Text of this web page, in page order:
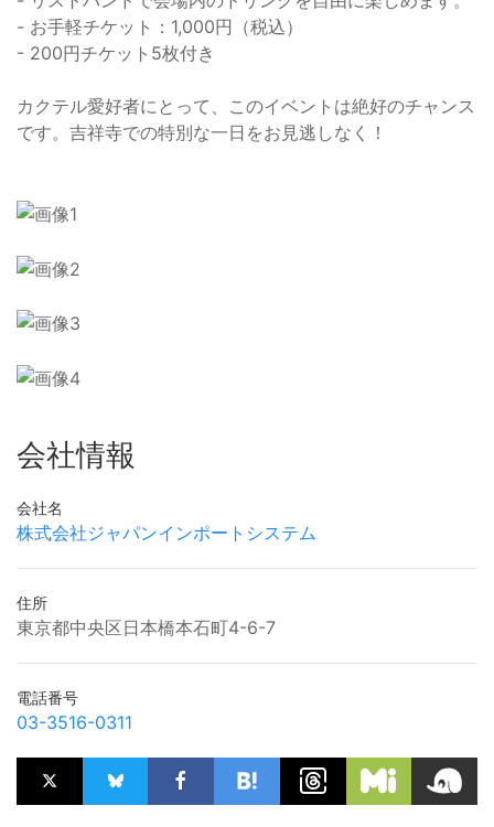
- お手軽チケット：1,000円（税込）
- 200円チケット5枚付き
カクテル愛好者にとって、このイベントは絶好のチャンス
です。吉祥寺での特別な一日をお見逃しなく！
会社情報
会社名
株式会社ジャパンインポートシステム
住所
東京都中央区日本橋本石町4-6-7
電話番号
03-3516-0311